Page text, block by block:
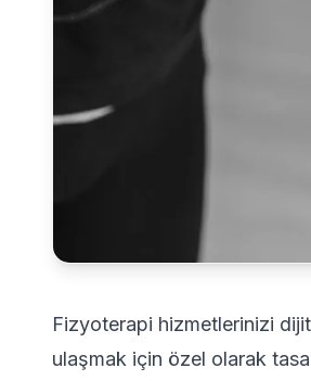
Fizyoterapi hizmetlerinizi
ulaşmak için özel olarak